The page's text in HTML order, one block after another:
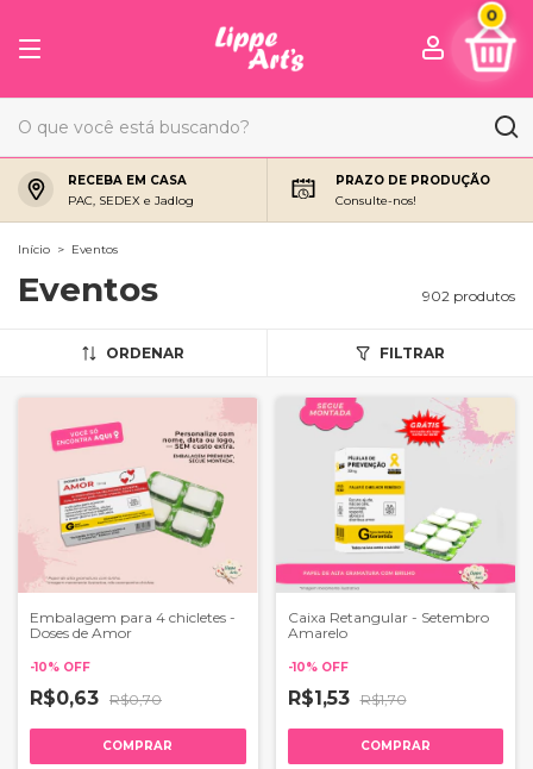
0
RECEBA EM CASA
PAC, SEDEX e Jadlog
PRAZO DE PRODUÇÃO
Consulte-nos!
Início > Eventos
Eventos 902 produtos
ORDENAR FILTRAR
Embalagem para 4 chicletes -
Doses de Amor
-10% OFF
R$0,63 R$0,70
COMPRAR
Caixa Retangular - Setembro
Amarelo
-10% OFF
R$1,53 R$1,70
COMPRAR